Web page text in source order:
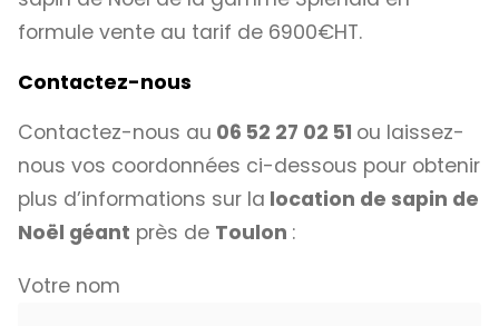
formule vente au tarif de 6900€HT.
Contactez-nous
Contactez-nous au 06 52 27 02 51 ou laissez-
nous vos coordonnées ci-dessous pour obtenir
plus d’informations sur la location de sapin de
Noël géant près de Toulon :
Votre nom